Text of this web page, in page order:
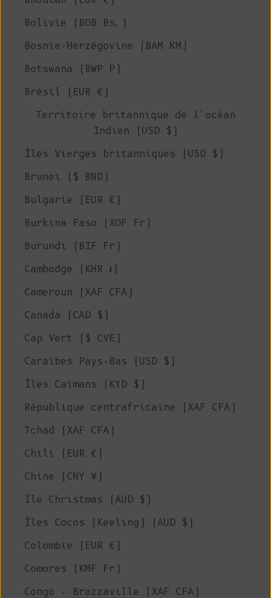
Bolivie (BOB Bs.)
Bosnie-Herzégovine (BAM КМ)
Botswana (BWP P)
Brésil (EUR €)
Territoire britannique de l'océan
Indien (USD $)
Îles Vierges britanniques (USD $)
Brunei ($ BND)
Bulgarie (EUR €)
Burkina Faso (XOF Fr)
Burundi (BIF Fr)
Cambodge (KHR ៛)
Cameroun (XAF CFA)
Canada (CAD $)
Cap Vert ($ CVE)
Caraïbes Pays-Bas (USD $)
Îles Caïmans (KYD $)
République centrafricaine (XAF CFA)
Tchad (XAF CFA)
Chili (EUR €)
Chine (CNY ¥)
Île Christmas (AUD $)
Îles Cocos (Keeling) (AUD $)
Colombie (EUR €)
Comores (KMF Fr)
Congo - Brazzaville (XAF CFA)